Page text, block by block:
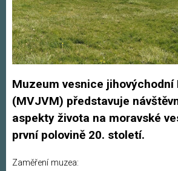
Muzeum vesnice jihovýchodní
(MVJVM) představuje
aspekty života na moravské
první polovině 20. století.
Zaměření muzea: